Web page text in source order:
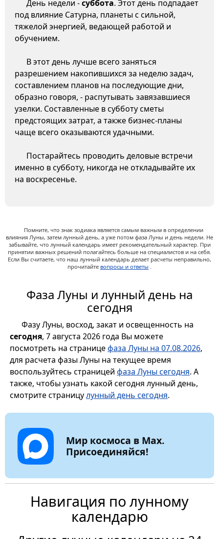
День недели -суббота. Этот день подпадает
под влияние Сатурна, планеты с сильной,
тяжелой энергией, ведающей работой и
обучением.
В этот день лучше всего заняться
разрешением накопившихся за неделю задач,
составлением планов на последующие дни,
образно говоря, - распутывать завязавшиеся
узелки. Составленные в субботу сметы
предстоящих затрат, а также бизнес-планы
чаще всего оказываются удачными.
Постарайтесь проводить деловые встречи
именно в субботу, никогда не откладывайте их
на воскресенье.
Помните, что знак зодиака является самым важным в определении
влияния Луны, затем лунный день, а уже потом фаза Луны и день недели. Не
забывайте, что лунный календарь имеет рекомендательный характер. При
принятии важных решений полагайтесь больше на специалистов и на себя.
Если Вы считаете, что наш лунный календарь делает расчеты неправильно,
прочитайте вопросы и ответы .
Фаза Луны и лунный день на
сегодня
Фазу Луны, восход, закат и освещенность на
сегодня, 7 августа 2026 года Вы можете
посмотреть на страницефаза Луны на 07.08.2026,
для расчета фазы Луны на текущее время
воспользуйтесь страницей фаза Луны сегодня. А
также, чтобы узнать какой сегодня лунный день,
смотрите страницулунный день сегодня.
Мир космоса в Max.
Присоединяйся!
Навигация по лунному
календарю